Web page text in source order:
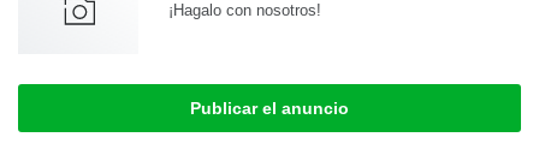
¡Hagalo con nosotros!
Publicar el anuncio